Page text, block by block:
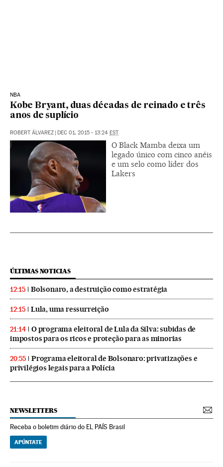
NBA
Kobe Bryant, duas décadas de reinado e três
anos de suplício
ROBERT ÁLVAREZ | DEC 01, 2015 - 13:24 EST
O Black Mamba deixa um
legado único com cinco anéis
e um selo como líder dos
Lakers
ÚLTIMAS NOTICIAS
12:15 Bolsonaro, a destruição como estratégia
12:15 Lula, uma ressurreição
21:14
O programa eleitoral de Lula da Silva: subidas de
impostos para os ricos e proteção para as minorias
20:55
Programa eleitoral de Bolsonaro: privatizações e
privilégios legais para a Polícia
NEWSLETTERS
Receba o boletim diário do EL PAÍS Brasil
APÚNTATE